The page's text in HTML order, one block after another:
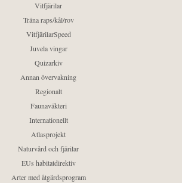
Vitfjärilar
Träna raps/kål/rov
VitfjärilarSpeed
Juvela vingar
Quizarkiv
Annan övervakning
Regionalt
Faunaväkteri
Internationellt
Atlasprojekt
Naturvård och fjärilar
EUs habitatdirektiv
Arter med åtgärdsprogram